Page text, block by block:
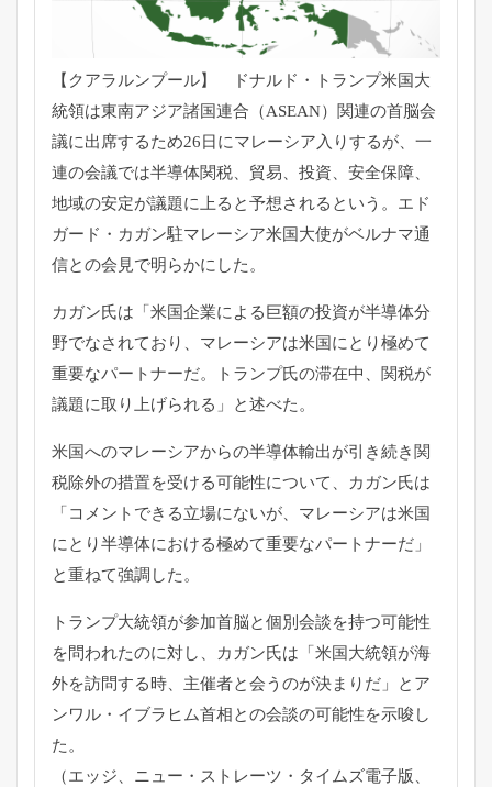
【クアラルンプール】 ドナルド・トランプ米国大
統領は東南アジア諸国連合（ASEAN） 関連の首脳会
議に出席するため26日にマレーシア入りするが、 一
連の会議では半導体関税、貿易、投資、安全保障、
地域の安定が議題に上ると予想されるという。エド
ガード・ カガン駐マレーシア米国大使がベルナマ通
信との会見で明らかにした。
カガン氏は「 米国企業による巨額の投資が半導体分
野でなされており、 マレーシアは米国にとり極めて
重要なパートナーだ。
トランプ氏の滞在中、関税が
議題に取り上げられる」と述べた。
米国へのマレーシアからの半導体輸出が引き続き関
税除外の措置を受ける可能性について、カガン氏は
「 コメントできる立場にないが、 マレーシアは米国
にとり半導体における極めて重要なパートナーだ 」
と重ねて強調した。
トランプ大統領が参加首脳と個別会談を持つ可能性
を問われたのに対し、カガン氏は「米国大統領が海
外を訪問する時、 主催者と会うのが決まりだ」とア
ンワル・ イブラヒム首相との会談の可能性を示唆し
た。
（エッジ、ニュー・ストレーツ・タイムズ電子版、